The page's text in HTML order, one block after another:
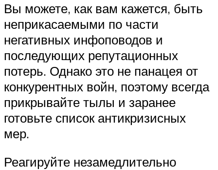
Вы можете, как вам кажется, быть
неприкасаемыми по части
негативных инфоповодов и
последующих репутационных
потерь. Однако это не панацея от
конкурентных войн, поэтому всегда
прикрывайте тылы и заранее
готовьте список антикризисных
мер.
Реагируйте незамедлительно